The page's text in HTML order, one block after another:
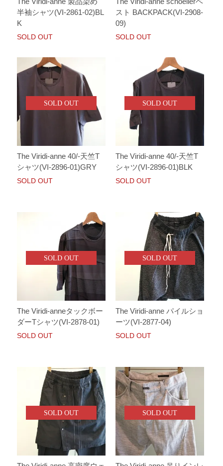
半袖シャツ(VI-2861-02)BL
K
SOLD OUT
スト BACKPACK(VI-2908-
09)
SOLD OUT
SOLD OUT
The Viridi-anne 40/-天竺T
シャツ(VI-2896-01)GRY
SOLD OUT
SOLD OUT
The Viridi-anne 40/-天竺T
シャツ(VI-2896-01)BLK
SOLD OUT
SOLD OUT
The Viridi-anneタックボー
ダーTシャツ(VI-2878-01)
SOLD OUT
SOLD OUT
The Viridi-anne パイルショ
ーツ(VI-2877-04)
SOLD OUT
SOLD OUT SOLD OUT